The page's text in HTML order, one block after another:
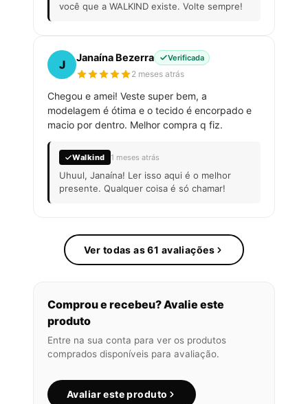
você que a WALKIND existe. Volte sempre!
J
Janaína Bezerra Verificada
2 meses atrás
Chegou e amei! Veste super bem, a
modelagem é ótima e o tecido é encorpado e
macio por dentro. Melhor compra q fiz.
Walkind 1 meses atrás
Uhuul, Janaína! Ler isso aqui é o melhor
presente. Qualquer coisa é só chamar!
Ver todas as 61 avaliações
Comprou e recebeu? Avalie este
produto
Entre na sua conta para ver os produtos
comprados disponíveis para avaliação.
Avaliar este produto